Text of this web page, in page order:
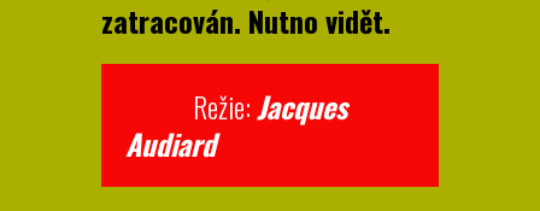
zatracován. Nutno vidět.
Režie:Jacques